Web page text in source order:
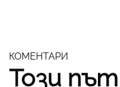
КОМЕНТАРИ
Този